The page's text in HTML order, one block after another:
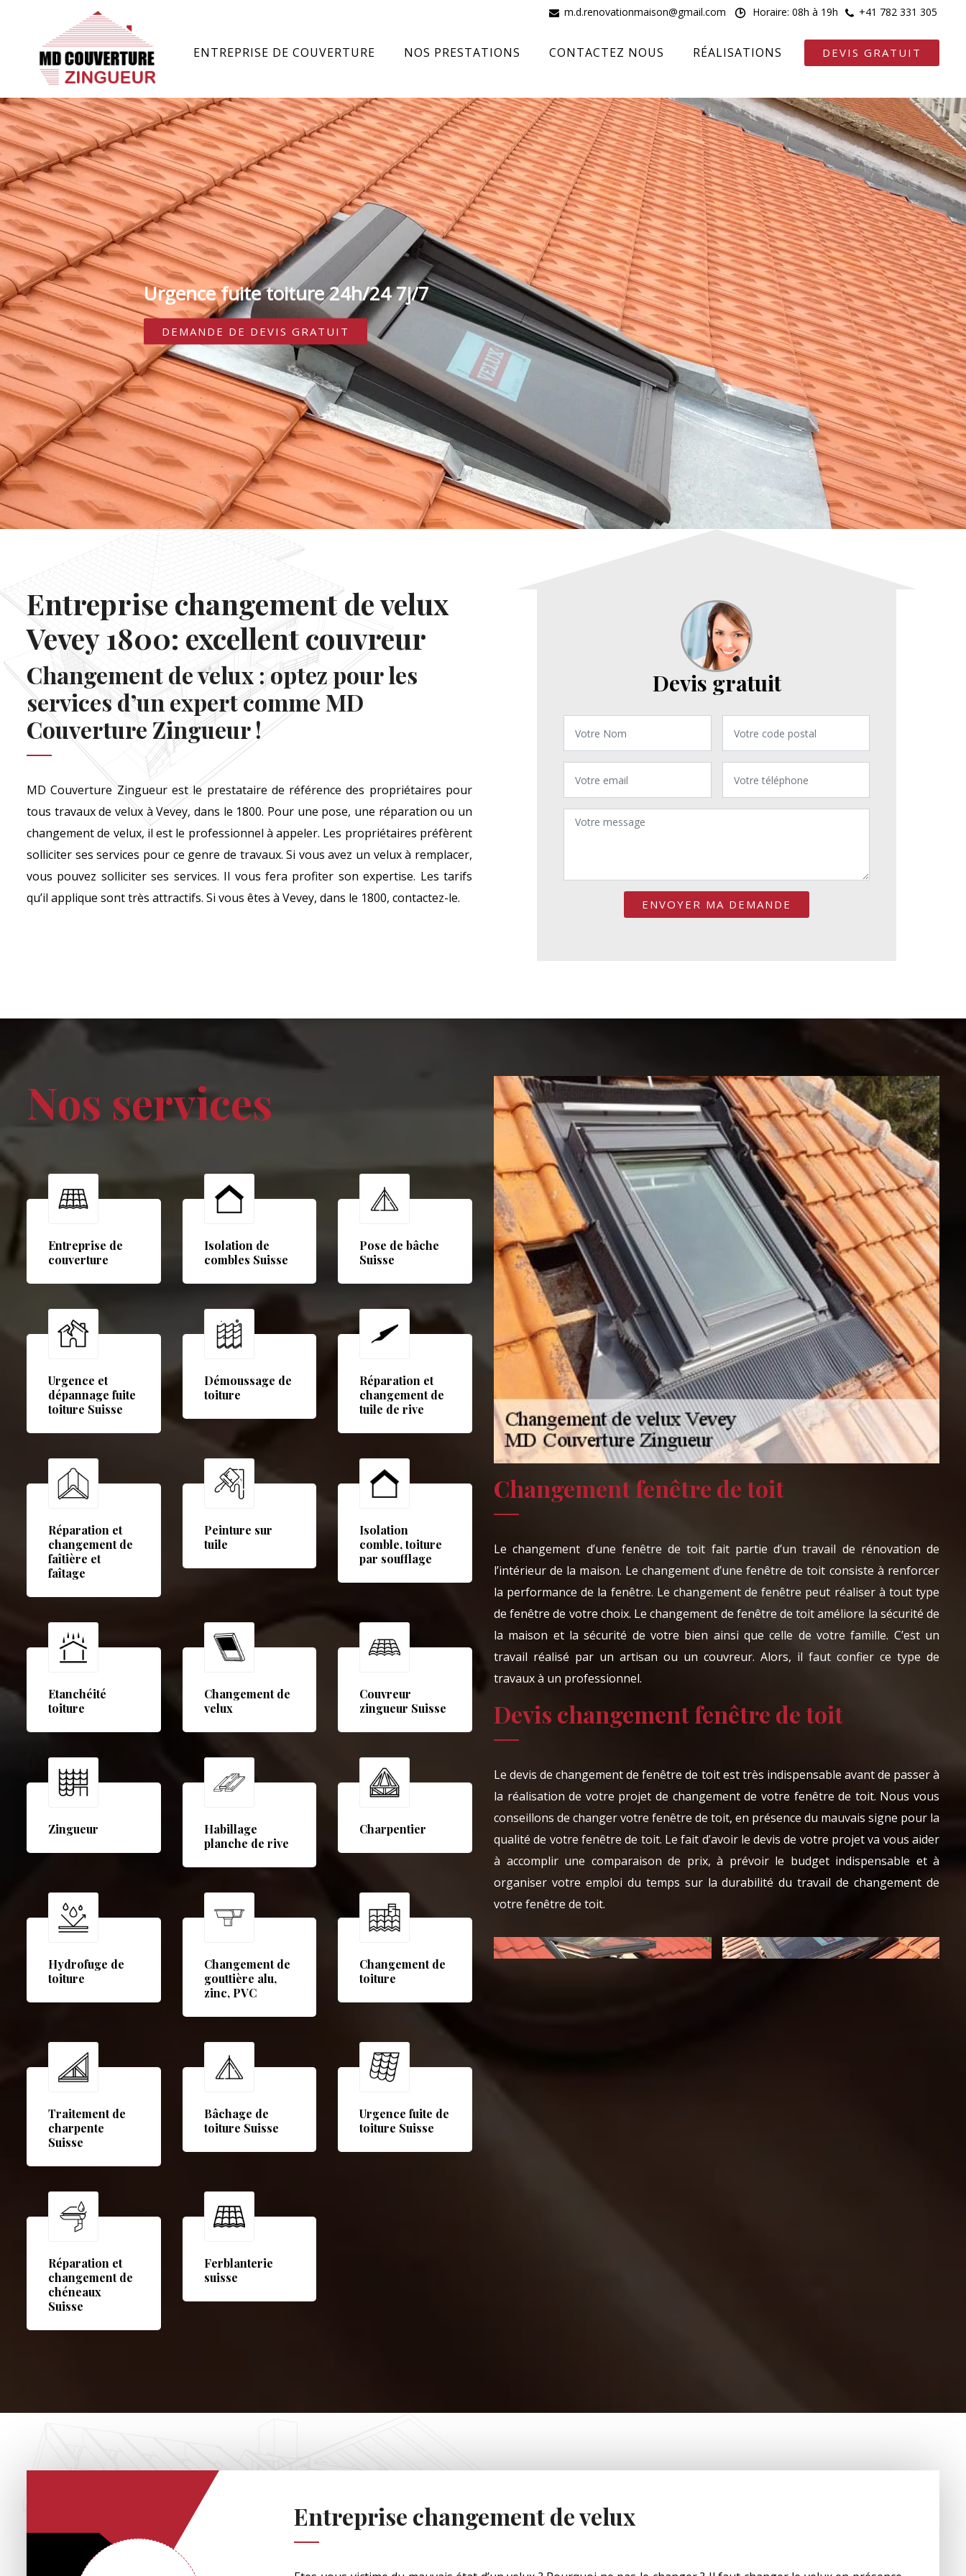
ENTREPRISE DE COUVERTURE NOS PRESTATIONS CONTACTEZ NOUS RÉALISATIONS DEVIS GRATUIT
m.d.renovationmaison@gmail.com Horaire: 08h à 19h +41 782 331 305
Urgence fuite toiture 24h/24 7j/7
DEMANDE DE DEVIS GRATUIT
Entreprise changement de velux
Vevey 1800: excellent couvreur
Changement de velux : optez pour les
services d’un expert comme MD
Couverture Zingueur !
MD Couverture Zingueur est le prestataire de référence des propriétaires pour
tous travaux de velux à Vevey, dans le 1800. Pour une pose, une réparation ou un
changement de velux, il est le professionnel à appeler. Les propriétaires préfèrent
solliciter ses services pour ce genre de travaux. Si vous avez un velux à remplacer,
vous pouvez solliciter ses services. Il vous fera profiter son expertise. Les tarifs
qu’il applique sont très attractifs. Si vous êtes à Vevey, dans le 1800, contactez-le.
Devis gratuit
Nos services
Entreprise de
couverture
Isolation de
combles Suisse
Pose de bâche
Suisse
Urgence et
dépannage fuite
toiture Suisse
Démoussage de
toiture
Réparation et
changement de
tuile de rive
Réparation et
changement de
faîtière et
faîtage
Peinture sur
tuile
Isolation
comble, toiture
par soufflage
Etanchéité
toiture
Changement de
velux
Couvreur
zingueur Suisse
Zingueur
Habillage
planche de rive
Charpentier
Hydrofuge de
toiture
Changement de
gouttière alu,
zinc, PVC
Changement de
toiture
Traitement de
charpente
Suisse
Bâchage de
toiture Suisse
Urgence fuite de
toiture Suisse
Réparation et
changement de
chéneaux
Suisse
Ferblanterie
suisse
Changement fenêtre de toit
Le changement d’une fenêtre de toit fait partie d’un travail de rénovation de
l’intérieur de la maison. Le changement d’une fenêtre de toit consiste à renforcer
la performance de la fenêtre. Le changement de fenêtre peut réaliser à tout type
de fenêtre de votre choix. Le changement de fenêtre de toit améliore la sécurité de
la maison et la sécurité de votre bien ainsi que celle de votre famille. C’est un
travail réalisé par un artisan ou un couvreur. Alors, il faut confier ce type de
travaux à un professionnel.
Devis changement fenêtre de toit
Le devis de changement de fenêtre de toit est très indispensable avant de passer à
la réalisation de votre projet de changement de votre fenêtre de toit. Nous vous
conseillons de changer votre fenêtre de toit, en présence du mauvais signe pour la
qualité de votre fenêtre de toit. Le fait d’avoir le devis de votre projet va vous aider
à accomplir une comparaison de prix, à prévoir le budget indispensable et à
organiser votre emploi du temps sur la durabilité du travail de changement de
votre fenêtre de toit.
Entreprise changement de velux